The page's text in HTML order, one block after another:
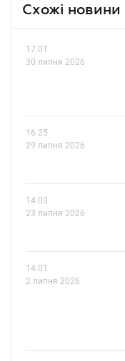
Схожі новини
17.01
30 липня 2026
16.25
29 липня 2026
14.03
23 липня 2026
14.01
2 липня 2026